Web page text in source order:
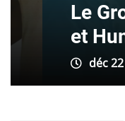
Le
et
déc 22